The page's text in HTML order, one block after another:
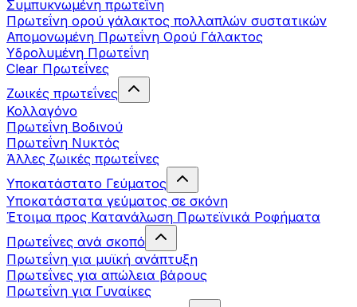
Συμπυκνωμένη πρωτεΐνη
Πρωτεΐνη ορού γάλακτος πολλαπλών συστατικών
Απομονωμένη Πρωτεΐνη Ορού Γάλακτος
Υδρολυμένη Πρωτεΐνη
Clear Πρωτεΐνες
Ζωικές πρωτεΐνες
Κολλαγόνο
Πρωτεΐνη Βοδινού
Πρωτεΐνη Νυκτός
Άλλες ζωικές πρωτεΐνες
Υποκατάστατο Γεύματος
Υποκατάστατα γεύματος σε σκόνη
Έτοιμα προς Κατανάλωση Πρωτεϊνικά Ροφήματα
Πρωτεΐνες ανά σκοπό
Πρωτεΐνη για μυϊκή ανάπτυξη
Πρωτεΐνες για απώλεια βάρους
Πρωτεΐνη για Γυναίκες